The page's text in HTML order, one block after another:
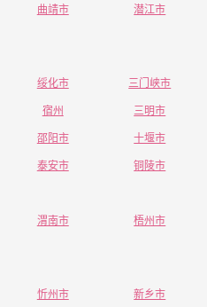
曲靖市 潜江市
绥化市
三门峡市
宿州
三明市
邵阳市
十堰市
泰安市
铜陵市
渭南市
梧州市
忻州市
新乡市